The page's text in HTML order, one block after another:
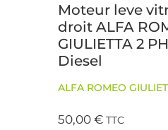
Moteur leve
droit ALFA
GIULIETTA 2
Diesel
ALFA ROMEO
50,00€ TTC